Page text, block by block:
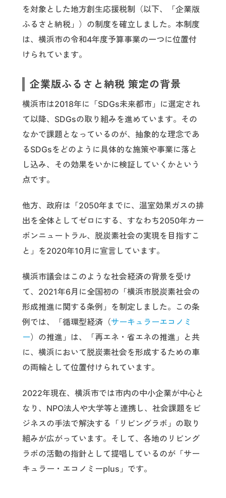
を対象とした地方創生応援税制（以下、「企業版
ふるさと納税」）の制度を確立しました。本制度
は、横浜市の令和4年度予算事業の一つに位置付
けられています。
企業版ふるさと納税 策定の背景
横浜市は2018年に「SDGs未来都市」に選定され
て以降、SDGsの取り組みを進めています。その
なかで課題となっているのが、抽象的な理念であ
るSDGsをどのように具体的な施策や事業に落と
し込み、その効果をいかに検証していくかという
点です。
他方、政府は「2050年までに、温室効果ガスの排
出を全体としてゼロにする、すなわち2050年カー
ボンニュートラル、脱炭素社会の実現を目指すこ
と」を2020年10月に宣言しています。
横浜市議会はこのような社会経済の背景を受け
て、2021年6月に全国初の「横浜市脱炭素社会の
形成推進に関する条例」を制定しました。この条
例では、「循環型経済（サーキュラーエコノミ
ー）の推進」は、「再エネ・省エネの推進」と共
に、横浜において脱炭素社会を形成するための車
の両輪として位置付けられています。
2022年現在、横浜市では市内の中小企業が中心と
なり、NPO法人や大学等と連携し、社会課題をビ
ジネスの手法で解決する「リビングラボ」の取り
組みが広がっています。そして、各地のリビング
ラボの活動の指針として提唱しているのが「サー
キュラー・エコノミーplus」です。